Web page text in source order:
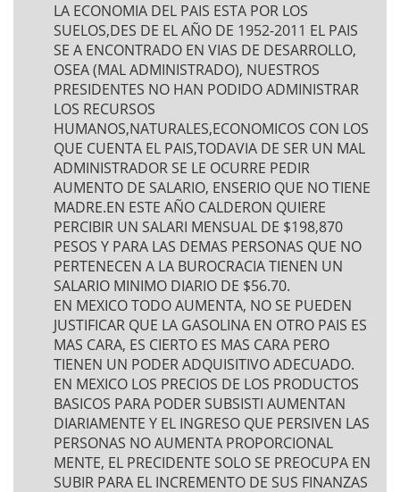
LA ECONOMIA DEL PAIS ESTA POR LOS
SUELOS,DES DE EL AÑO DE 1952-2011 EL PAIS
SE A ENCONTRADO EN VIAS DE DESARROLLO,
OSEA (MAL ADMINISTRADO), NUESTROS
PRESIDENTES NO HAN PODIDO ADMINISTRAR
LOS RECURSOS
HUMANOS,NATURALES,ECONOMICOS CON LOS
QUE CUENTA EL PAIS,TODAVIA DE SER UN MAL
ADMINISTRADOR SE LE OCURRE PEDIR
AUMENTO DE SALARIO, ENSERIO QUE NO TIENE
MADRE.EN ESTE AÑO CALDERON QUIERE
PERCIBIR UN SALARI MENSUAL DE $198,870
PESOS Y PARA LAS DEMAS PERSONAS QUE NO
PERTENECEN A LA BUROCRACIA TIENEN UN
SALARIO MINIMO DIARIO DE $56.70.
EN MEXICO TODO AUMENTA, NO SE PUEDEN
JUSTIFICAR QUE LA GASOLINA EN OTRO PAIS ES
MAS CARA, ES CIERTO ES MAS CARA PERO
TIENEN UN PODER ADQUISITIVO ADECUADO.
EN MEXICO LOS PRECIOS DE LOS PRODUCTOS
BASICOS PARA PODER SUBSISTI AUMENTAN
DIARIAMENTE Y EL INGRESO QUE PERSIVEN LAS
PERSONAS NO AUMENTA PROPORCIONAL
MENTE, EL PRECIDENTE SOLO SE PREOCUPA EN
SUBIR PARA EL INCREMENTO DE SUS FINANZAS